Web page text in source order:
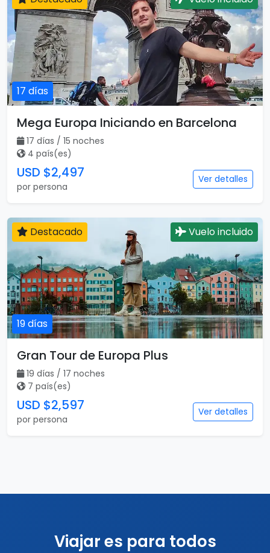
17 días
Mega Europa Iniciando en Barcelona
17 días / 15 noches
4 país(es)
USD $2,497
por persona
Ver detalles
19 días
Destacado Vuelo incluido
Gran Tour de Europa Plus
19 días / 17 noches
7 país(es)
USD $2,597
por persona
Ver detalles
Viajar es para todos